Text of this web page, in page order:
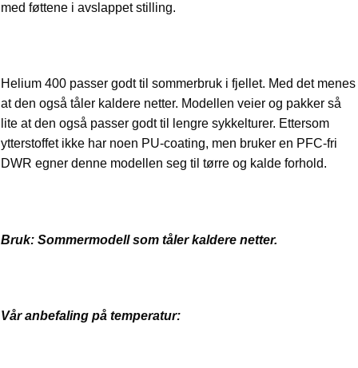
med føttene i avslappet stilling.
Helium 400 passer godt til sommerbruk i fjellet. Med det menes
at den også tåler kaldere netter. Modellen veier og pakker så
lite at den også passer godt til lengre sykkelturer. Ettersom
ytterstoffet ikke har noen PU-coating, men bruker en PFC-fri
DWR egner denne modellen seg til tørre og kalde forhold.
Bruk: Sommermodell som tåler kaldere netter.
Vår anbefaling på temperatur: